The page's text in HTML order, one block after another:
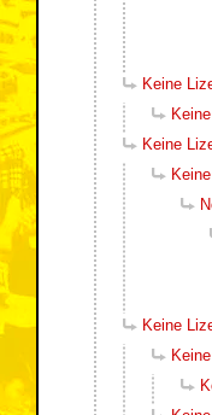
Keine
Keine
Keine